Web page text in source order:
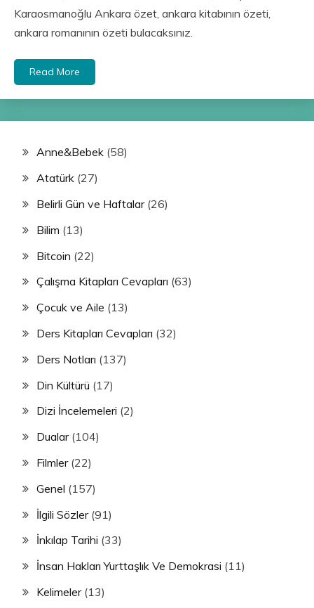
Karaosmanoğlu Ankara özet, ankara kitabının özeti,
ankara romanının özeti bulacaksınız.
Read More
Anne&Bebek (58)
Atatürk (27)
Belirli Gün ve Haftalar(26)
Bilim (13)
Bitcoin (22)
Çalışma Kitapları Cevapları (63)
Çocuk ve Aile (13)
Ders Kitapları Cevapları (32)
Ders Notları (137)
Din Kültürü (17)
Dizi İncelemeleri (2)
Dualar(104)
Filmler(22)
Genel (157)
İlgili Sözler(91)
İnkılap Tarihi (33)
İnsan Hakları Yurttaşlık Ve Demokrasi (11)
Kelimeler(13)